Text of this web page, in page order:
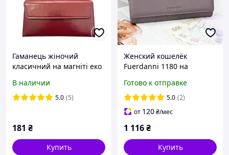
Гаманець жіночий
класичний на магніті еко
В наличии
5.0 (5)
181 ₴
Купить
Женский кошелёк
Fuerdanni 1180 на
кожа Сиреневый
Готово к отправке
5.0 (2)
от 120₴/мес
1 116₴
Купить